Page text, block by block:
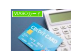
VIASOカード